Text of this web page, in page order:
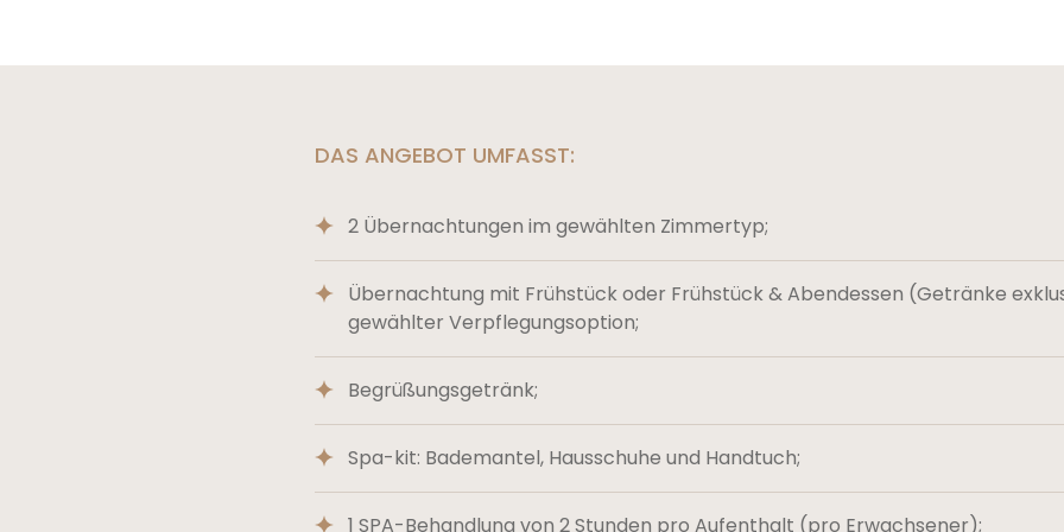
DAS ANGEBOT UMFASST:
2 Übernachtungen im gewählten Zimmertyp;
Übernachtung mit Frühstück oder Frühstück & Abendessen (Getränke
gewählter Verpflegungsoption;
Begrüßungsgetränk;
Spa-kit: Bademantel, Hausschuhe und Handtuch;
1 SPA-Behandlung von 2 Stunden pro Aufenthalt (pro Erwachsener);